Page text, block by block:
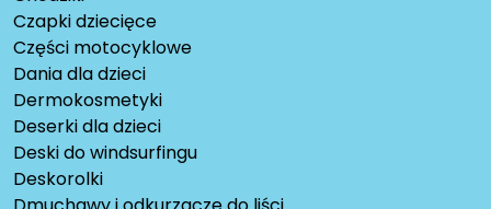
Czapki dziecięce
Części motocyklowe
Dania dla dzieci
Dermokosmetyki
Deserki dla dzieci
Deski do windsurfingu
Deskorolki